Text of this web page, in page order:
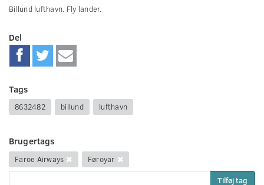
Billund lufthavn. Fly lander.
Del
Tags
8632482 billund lufthavn
Brugertags
Faroe Airways
Føroyar
Tilføj tag